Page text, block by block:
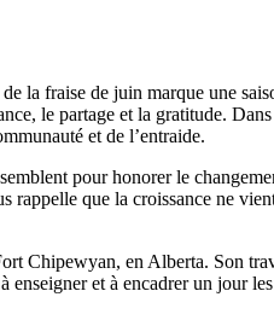
la fraise de juin marque une
le partage et la gratitude.
et de l’entraide.
pour honorer le
que la croissance ne
Chipewyan, en Alberta. Son
et à encadrer un jour